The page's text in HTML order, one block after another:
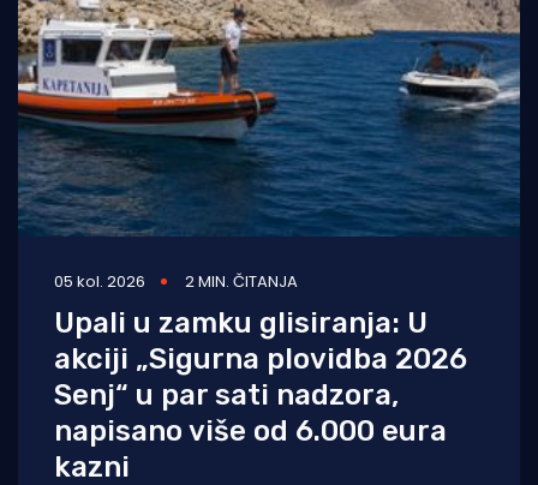
05 kol. 2026 2 MIN. ČITANJA
Upali u zamku glisiranja: U
akciji „Sigurna plovidba 2026
Senj“ u par sati nadzora,
napisano više od 6.000 eura
kazni